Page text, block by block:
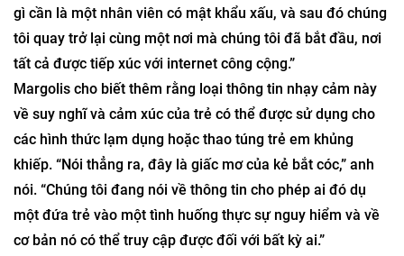
gì cần là một nhân viên có mật khẩu xấu, và sau đó chúng
tôi quay trở lại cùng một nơi mà chúng tôi đã bắt đầu, nơi
tất cả được tiếp xúc với internet công cộng.”
Margolis cho biết thêm rằng loại thông tin nhạy cảm này
về suy nghĩ và cảm xúc của trẻ có thể được sử dụng cho
các hình thức lạm dụng hoặc thao túng trẻ em khủng
khiếp. “Nói thẳng ra, đây là giấc mơ của kẻ bắt cóc,” anh
nói. “Chúng tôi đang nói về thông tin cho phép ai đó dụ
một đứa trẻ vào một tình huống thực sự nguy hiểm và về
cơ bản nó có thể truy cập được đối với bất kỳ ai.”